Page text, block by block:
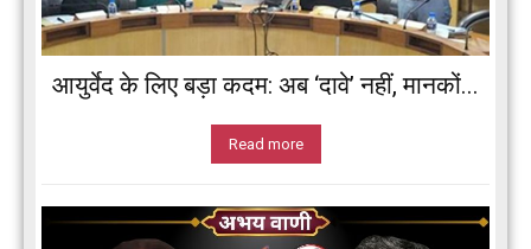
आयुर्वेद के लिए बड़ा कदम: अब ‘दावे’ नहीं, मानकों...
Read more